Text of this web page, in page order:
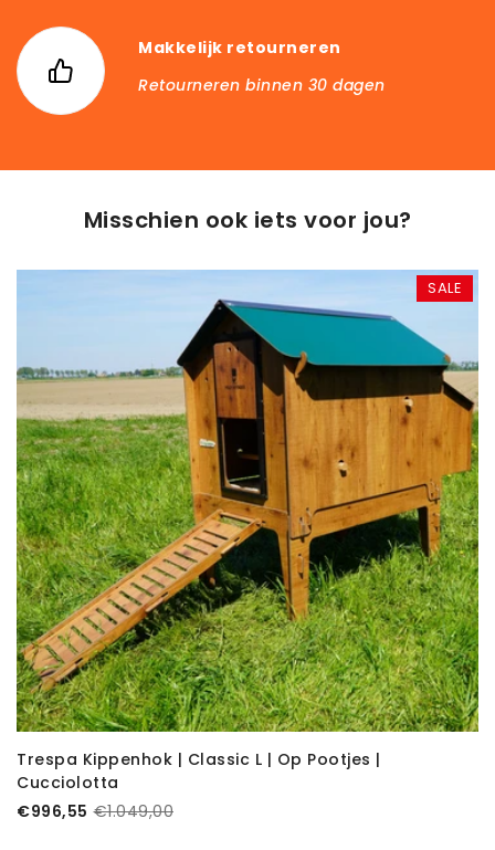
Makkelijk retourneren
Retourneren binnen 30 dagen
Misschien ook iets voor jou?
SALE
Trespa Kippenhok | Classic L | Op Pootjes |
Cucciolotta
€996,55 €1.049,00